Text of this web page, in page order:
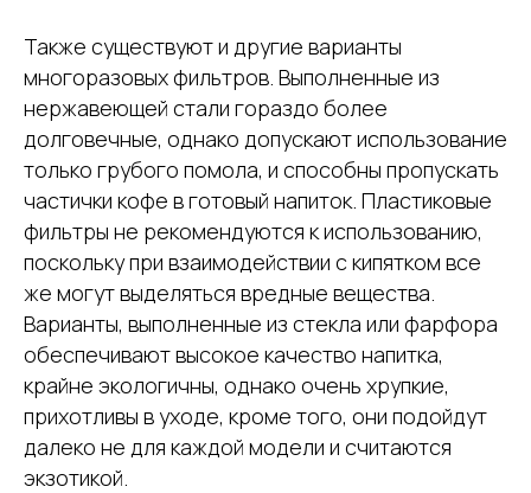
Также существуют и другие варианты
многоразовых фильтров. Выполненные из
нержавеющей стали гораздо более
долговечные, однако допускают использование
только грубого помола, и способны пропускать
частички кофе в готовый напиток. Пластиковые
фильтры не рекомендуются к использованию,
поскольку при взаимодействии с кипятком все
же могут выделяться вредные вещества.
Варианты, выполненные из стекла или фарфора
обеспечивают высокое качество напитка,
крайне экологичны, однако очень хрупкие,
прихотливы в уходе, кроме того, они подойдут
далеко не для каждой модели и считаются
экзотикой.